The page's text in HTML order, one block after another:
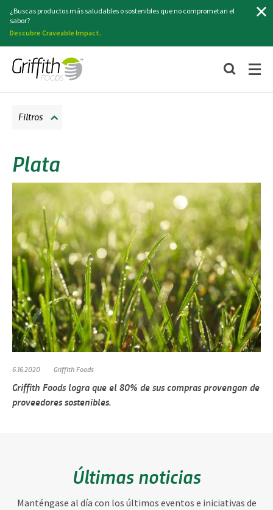
¿Buscas productos más saludables o sostenibles que no comprometan el
sabor?
Descubre Craveable Impact.
Plata
Filtros
6.16.2020 Griffith Foods
Griffith Foods logra que el 80% de sus compras provengan de
proveedores sostenibles.
Últimas noticias
Manténgase al día con los últimos eventos e iniciativas de